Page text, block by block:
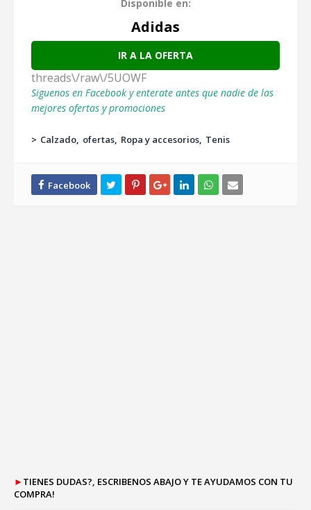
Disponible en:
Adidas
IR A LA OFERTA
threads\/raw\/5UOWF
Siguenos en Facebook y enterate antes que nadie de las
mejores ofertas y promociones
> Calzado ofertas Ropa y accesorios Tenis
► TIENES DUDAS?, ESCRIBENOS ABAJO Y TE AYUDAMOS CON TU
COMPRA!